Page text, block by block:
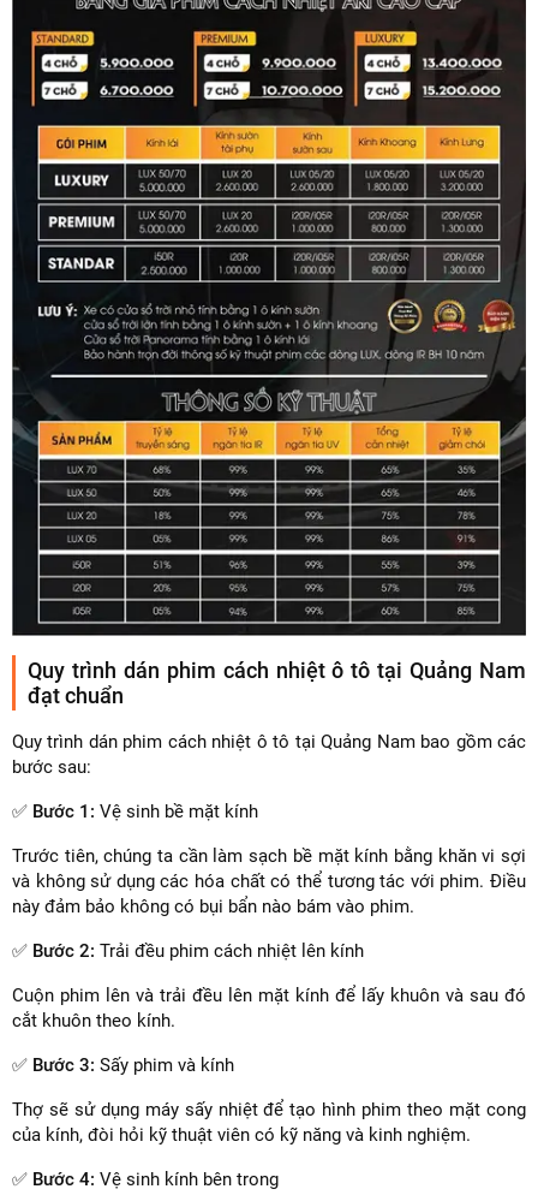
Quy trình dán phim cách nhiệt ô tô tại Quảng Nam
đạt chuẩn
Quy trình dán phim cách nhiệt ô tô tại Quảng Nam bao gồm các
bước sau:
✅ Bước 1: Vệ sinh bề mặt kính
Trước tiên, chúng ta cần làm sạch bề mặt kính bằng khăn vi sợi
và không sử dụng các hóa chất có thể tương tác với phim. Điều
này đảm bảo không có bụi bẩn nào bám vào phim.
✅ Bước 2: Trải đều phim cách nhiệt lên kính
Cuộn phim lên và trải đều lên mặt kính để lấy khuôn và sau đó
cắt khuôn theo kính.
✅ Bước 3: Sấy phim và kính
Thợ sẽ sử dụng máy sấy nhiệt để tạo hình phim theo mặt cong
của kính, đòi hỏi kỹ thuật viên có kỹ năng và kinh nghiệm.
✅ Bước 4: Vệ sinh kính bên trong